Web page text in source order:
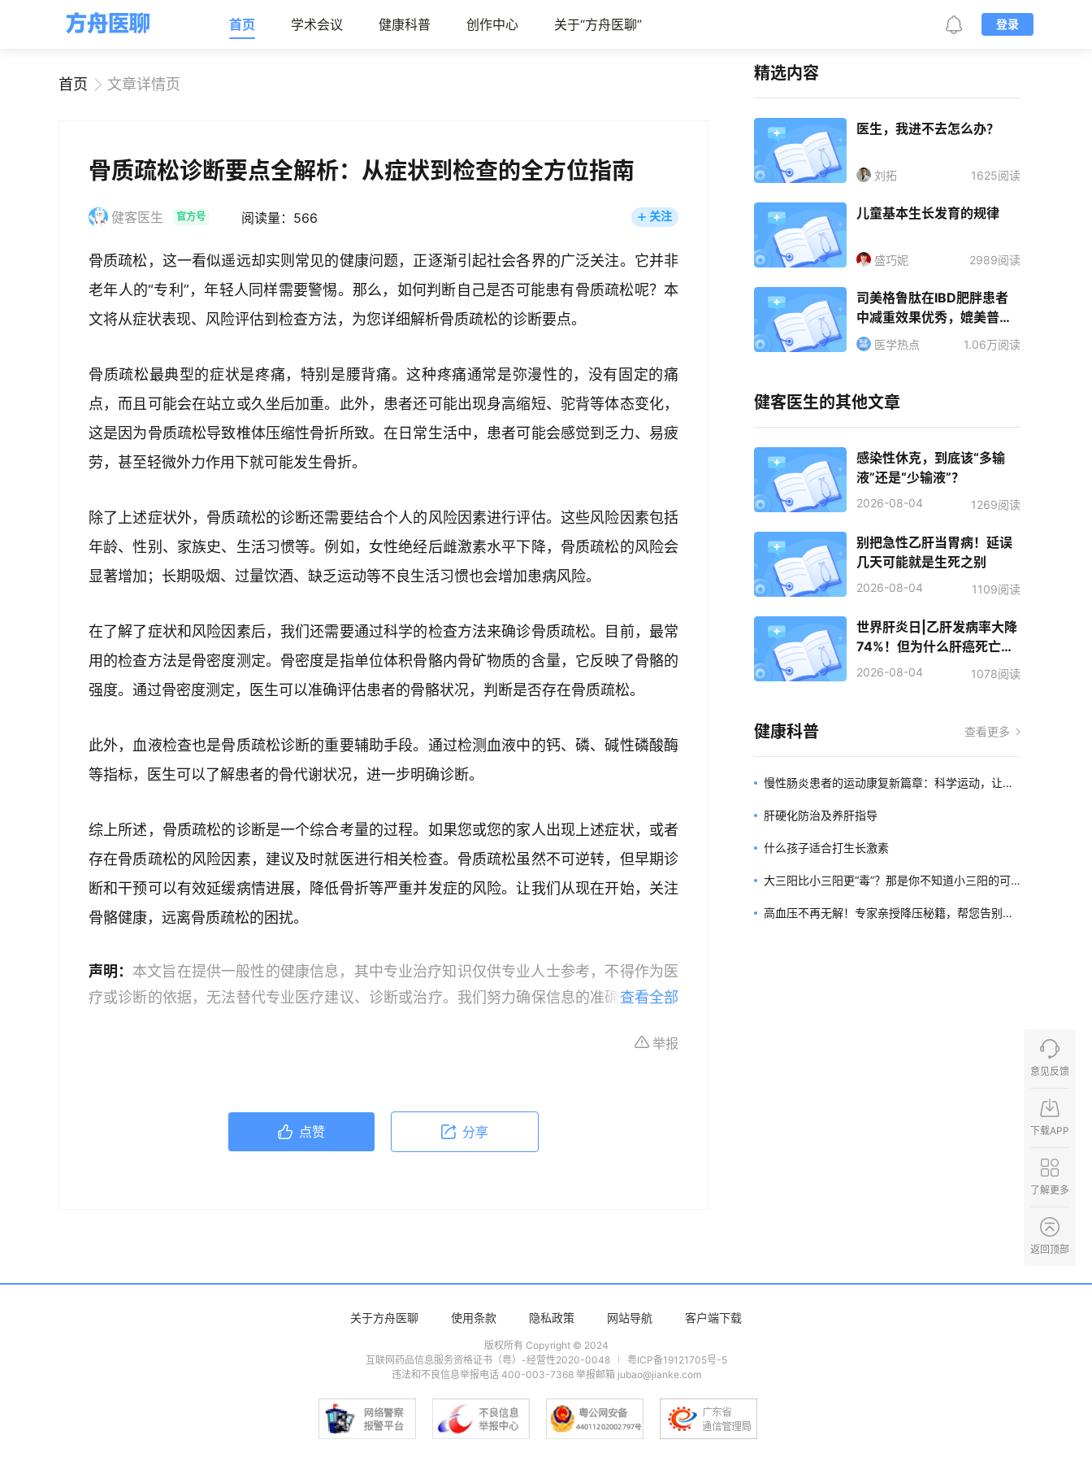
首页 学术会议 健康科普 创作中心 关于“方舟医聊” 登录
首页 文章详情页
骨质疏松诊断要点全解析：从症状到检查的全方位指南
健客医生 官方号 阅读量：566 关注
骨质疏松，这一看似遥远却实则常见的健康问题，正逐渐引起社会各界的广泛关注。它并非
老年人的“专利”，年轻人同样需要警惕。那么，如何判断自己是否可能患有骨质疏松呢？本
文将从症状表现、风险评估到检查方法，为您详细解析骨质疏松的诊断要点。
骨质疏松最典型的症状是疼痛，特别是腰背痛。这种疼痛通常是弥漫性的，没有固定的痛
点，而且可能会在站立或久坐后加重。此外，患者还可能出现身高缩短、驼背等体态变化，
这是因为骨质疏松导致椎体压缩性骨折所致。在日常生活中，患者可能会感觉到乏力、易疲
劳，甚至轻微外力作用下就可能发生骨折。
除了上述症状外，骨质疏松的诊断还需要结合个人的风险因素进行评估。这些风险因素包括
年龄、性别、家族史、生活习惯等。例如，女性绝经后雌激素水平下降，骨质疏松的风险会
显著增加；长期吸烟、过量饮酒、缺乏运动等不良生活习惯也会增加患病风险。
在了解了症状和风险因素后，我们还需要通过科学的检查方法来确诊骨质疏松。目前，最常
用的检查方法是骨密度测定。骨密度是指单位体积骨骼内骨矿物质的含量，它反映了骨骼的
强度。通过骨密度测定，医生可以准确评估患者的骨骼状况，判断是否存在骨质疏松。
此外，血液检查也是骨质疏松诊断的重要辅助手段。通过检测血液中的钙、磷、碱性磷酸酶
等指标，医生可以了解患者的骨代谢状况，进一步明确诊断。
综上所述，骨质疏松的诊断是一个综合考量的过程。如果您或您的家人出现上述症状，或者
存在骨质疏松的风险因素，建议及时就医进行相关检查。骨质疏松虽然不可逆转，但早期诊
断和干预可以有效延缓病情进展，降低骨折等严重并发症的风险。让我们从现在开始，关注
骨骼健康，远离骨质疏松的困扰。
声明： 本文旨在提供一般性的健康信息，其中专业治疗知识仅供专业人士参考，不得作为医
疗或诊断的依据，无法替代专业医疗建议、诊断或治疗。我们努力确保信息的准确性，但本
策时，应咨询合格的医疗专业人员。对于依据本文内容采取的任何行动，本文作者、出版方
查看全部
举报
点赞 分享
精选内容
医生，我进不去怎么办？
刘拓 1625阅读
儿童基本生长发育的规律
盛巧妮 2989阅读
司美格鲁肽在IBD肥胖患者
中减重效果优秀，媲美普通
人群医学热点 1.06万阅读
健客医生的其他文章
感染性休克，到底该“多输
液”还是“少输液”？
2026-08-04 1269阅读
别把急性乙肝当胃病！延误
几天可能就是生死之别
2026-08-04 1109阅读
世界肝炎日|乙肝发病率大降
74%！但为什么肝癌死亡人
数反而增加了？
2026-08-04 1078阅读
健康科普 查看更多
慢性肠炎患者的运动康复新篇章：科学运动，让肠
道“活”起来
肝硬化防治及养肝指导
什么孩子适合打生长激素
大三阳比小三阳更“毒”？那是你不知道小三阳的可
怕！
高血压不再无解！专家亲授降压秘籍，帮您告别并
关于方舟医聊 使用条款 隐私政策 网站导航 客户端下载
版权所有 Copyright © 2024
互联网药品信息服务资格证书（粤）-经营性2020-0048
粤ICP备19121705号-5
违法和不良信息举报电话 400-003-7368 举报邮箱 jubao@jianke.com
意见反馈
下载APP
了解更多
返回顶部